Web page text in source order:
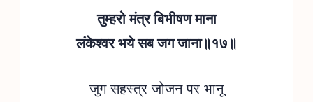
तुम्हरो मंत्र बिभीषण माना
लंकेश्वर भये सब जग जाना॥१७॥
जुग सहस्त्र जोजन पर भानू